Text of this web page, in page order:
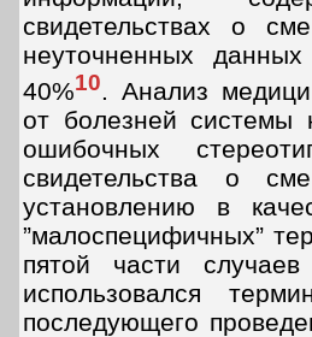
свидетельствах о
неуточненных
40%10. Анализ
от болезней системы
ошибочных
свидетельства о
установлению в
”малоспецифичных”
пятой части
использовался
последующего